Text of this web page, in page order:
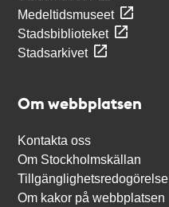
Medeltidsmuseet
Stadsbiblioteket
Stadsarkivet
Om webbplatsen
Kontakta oss
Om Stockholmskällan
Tillgänglighetsredogörelse
Om kakor på webbplatsen